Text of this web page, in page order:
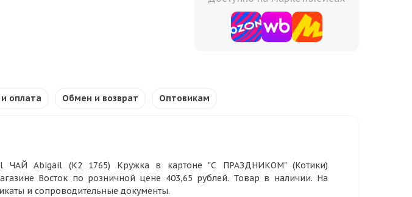
оплата Обмен и возврат Оптовикам
ЧАЙ Abigail (К2 1765) Кружка в картоне "С ПРАЗДНИКОМ" (Котики)
Восток по розничной цене 403,65 рублей. Товар в наличии. На
и сопроводительные документы.